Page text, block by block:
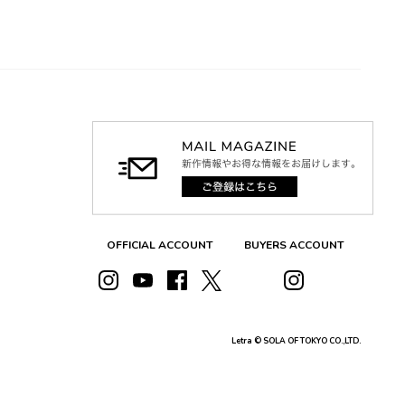
OFFICIAL ACCOUNT BUYERS ACCOUNT
Letra © SOLA OF TOKYO CO.,LTD.